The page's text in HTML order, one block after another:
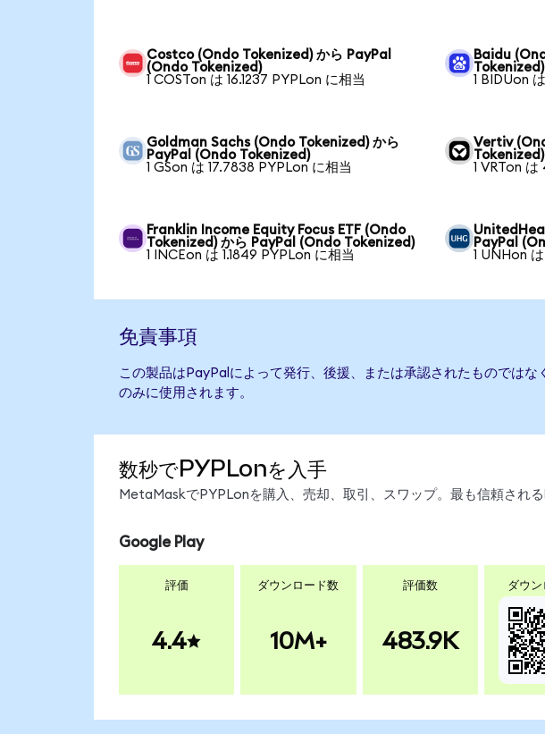
Costco (Ondo Tokenized) から PayPal
(Ondo Tokenized)
1 COSTon は 16.1237 PYPLon に相当
Baidu
Tokenized)
1 BIDUon
Goldman Sachs (Ondo Tokenized) から
PayPal (Ondo Tokenized)
1 GSon は 17.7838 PYPLon に相当
Vertiv
Tokenized)
1 VRTon
Franklin Income Equity Focus ETF (Ondo
Tokenized) から PayPal (Ondo Tokenized)
1 INCEon は 1.1849 PYPLon に相当
PayPal
1 UNHon
免責事項
この製品はPayPalによって発行、後援、または承認されたものでは
のみに使用されます。
数秒でPYPLonを入手
MetaMaskでPYPLonを購入、売却、取引、スワップ。最も信頼される
Google Play
評価
4.4
ダウンロード数
10M+
評価数
483.9K
ダウン